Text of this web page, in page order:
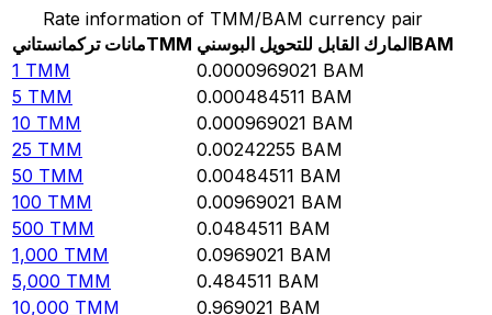
Rate information of TMM/BAM currency pair
مانات تركمانستانيTMM المارك القابل للتحويل البوسنيBAM
1 TMM 0.0000969021 BAM
5 TMM 0.000484511 BAM
10 TMM 0.000969021 BAM
25 TMM 0.00242255 BAM
50 TMM 0.00484511 BAM
100 TMM 0.00969021 BAM
500 TMM 0.0484511 BAM
1,000 TMM 0.0969021 BAM
5,000 TMM 0.484511 BAM
10,000 TMM 0.969021 BAM